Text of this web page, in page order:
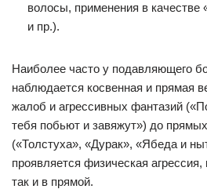
волосы, применения в качестве
и пр.).
Наиболее часто у подавляющего
наблюдается косвенная и прямая
жалоб и агрессивных фантазий
тебя побьют и завяжут») до
(«Толстуха», «Дурак», «Ябеда и
проявляется физическая
так и в прямой.